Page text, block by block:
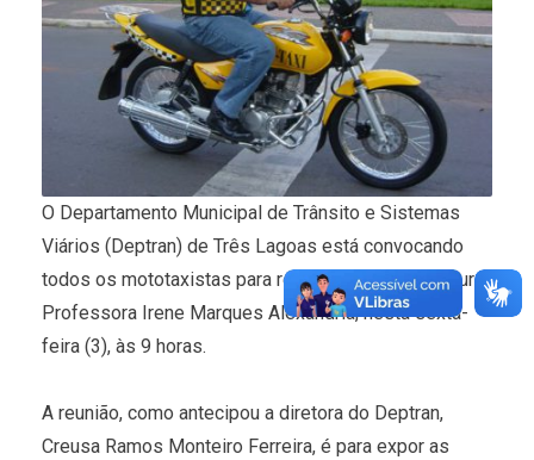
O Departamento Municipal de Trânsito e Sistemas
Viários (Deptran) de Três Lagoas está convocando
todos os mototaxistas para reunião no Centro Cultural
Professora Irene Marques Alexandria, nesta sexta-
feira (3), às 9 horas.
A reunião, como antecipou a diretora do Deptran,
Creusa Ramos Monteiro Ferreira, é para expor as